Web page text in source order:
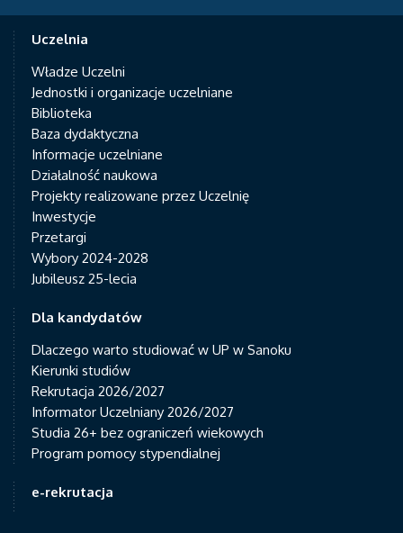
Uczelnia
Władze Uczelni
Jednostki i organizacje uczelniane
Biblioteka
Baza dydaktyczna
Informacje uczelniane
Działalność naukowa
Projekty realizowane przez Uczelnię
Inwestycje
Przetargi
Wybory 2024-2028
Jubileusz 25-lecia
Dla kandydatów
Dlaczego warto studiować w UP w Sanoku
Kierunki studiów
Rekrutacja 2026/2027
Informator Uczelniany 2026/2027
Studia 26+ bez ograniczeń wiekowych
Program pomocy stypendialnej
e-rekrutacja